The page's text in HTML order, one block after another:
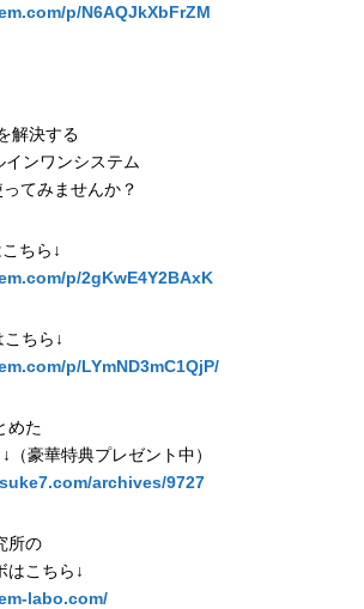
p/N6AQJkXbFrZM
解決する
ンワンシステム
てみませんか？
ちら↓
p/2gKwE4Y2BAxK
ちら↓
p/LYmND3mC1QjP/
めた
（豪華特典プレゼント中）
archives/9727
所の
はこちら↓
labo.com/